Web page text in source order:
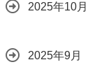
2025年10月
2025年9月